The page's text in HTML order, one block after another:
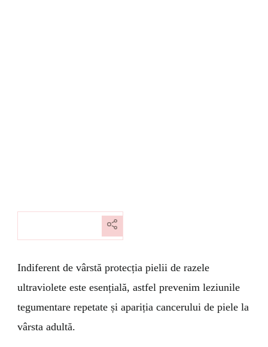
Indiferent de vârstă protecția pielii de razele
ultraviolete este esențială, astfel prevenim leziunile
tegumentare repetate și apariția cancerului de piele la
vârsta adultă.